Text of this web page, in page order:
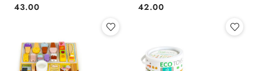
Cena:
43.00 Cena:
42.00